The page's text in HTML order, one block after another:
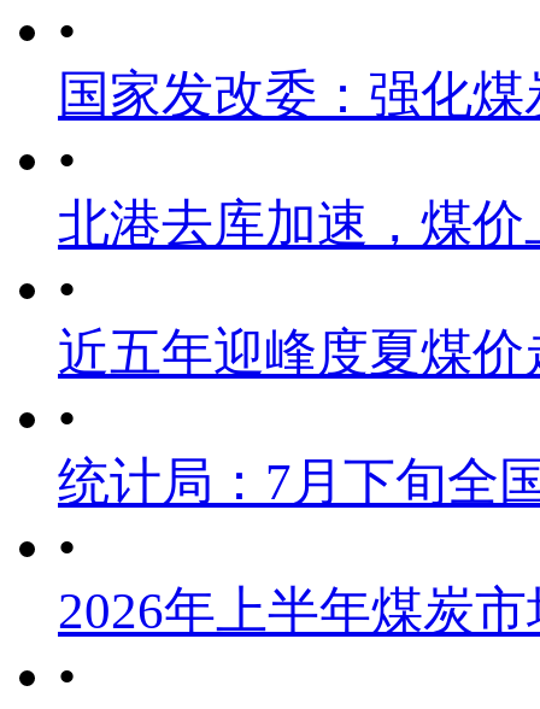
•
国家发改委：强化
•
北港去库加速，煤
•
近五年迎峰度夏煤价
•
统计局：7月下旬全
•
2026年上半年煤炭
•